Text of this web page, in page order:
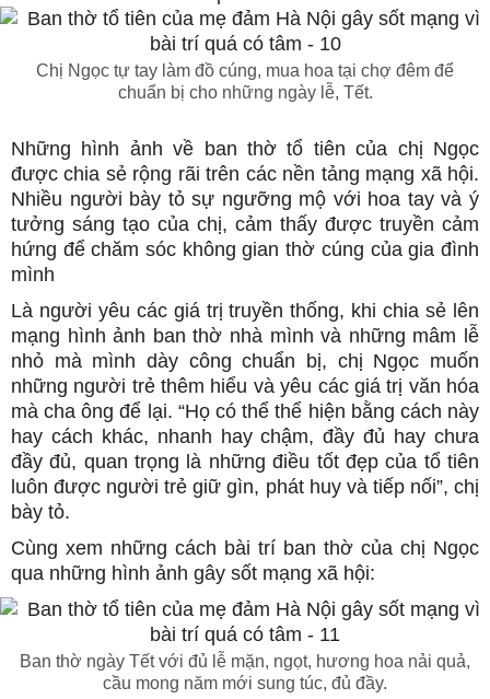
Chị Ngọc tự tay làm đồ cúng, mua hoa tại chợ đêm để
chuẩn bị cho những ngày lễ, Tết.
Những hình ảnh về ban thờ tổ tiên của chị Ngọc
được chia sẻ rộng rãi trên các nền tảng mạng xã hội.
Nhiều người bày tỏ sự ngưỡng mộ với hoa tay và ý
tưởng sáng tạo của chị, cảm thấy được truyền cảm
hứng để chăm sóc không gian thờ cúng của gia đình
mình
Là người yêu các giá trị truyền thống, khi chia sẻ lên
mạng hình ảnh ban thờ nhà mình và những mâm lễ
nhỏ mà mình dày công chuẩn bị, chị Ngọc muốn
những người trẻ thêm hiểu và yêu các giá trị văn hóa
mà cha ông để lại. “Họ có thể thể hiện bằng cách này
hay cách khác, nhanh hay chậm, đầy đủ hay chưa
đầy đủ, quan trọng là những điều tốt đẹp của tổ tiên
luôn được người trẻ giữ gìn, phát huy và tiếp nối”, chị
bày tỏ.
Cùng xem những cách bài trí ban thờ của chị Ngọc
qua những hình ảnh gây sốt mạng xã hội:
Ban thờ ngày Tết với đủ lễ mặn, ngọt, hương hoa nải quả,
cầu mong năm mới sung túc, đủ đầy.